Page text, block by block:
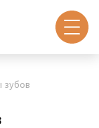
зубов